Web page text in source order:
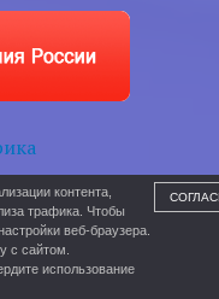
контента,
трафика. Чтобы
веб-браузера.
с сайтом.
использование